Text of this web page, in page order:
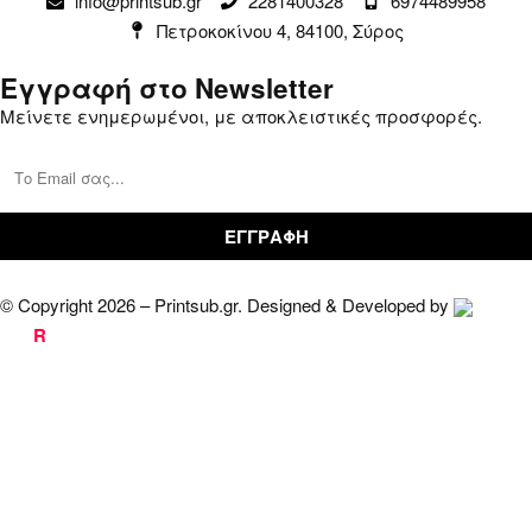
Συναλλαγές
Πετροκοκίνου 4, 84100, Σύρος
Εγγραφή στο Newsletter
Μείνετε ενημερωμένοι, με αποκλειστικές προσφορές.
© Copyright 2026 – Printsub.gr. Designed & Developed by
R